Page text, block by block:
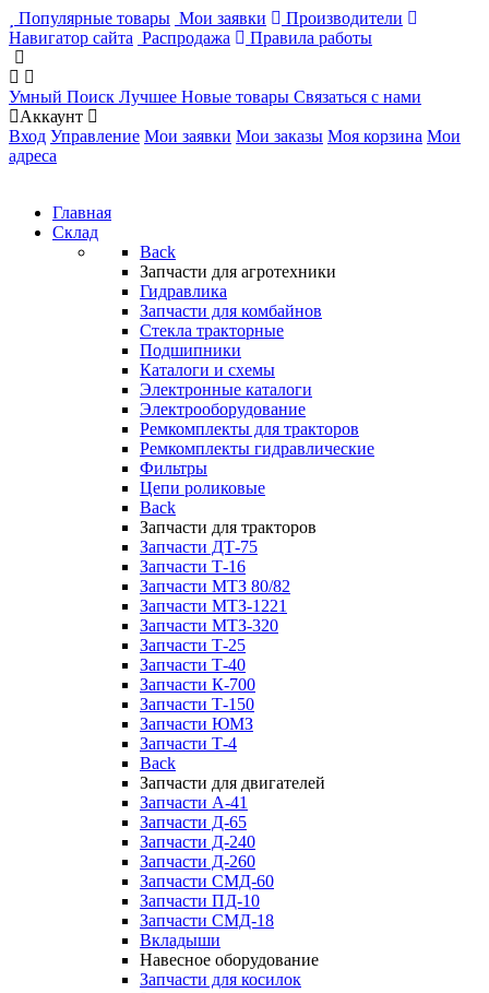
Популярные товары Мои заявки
Производители
Навигатор сайта Распродажа Правила работы
Умный Поиск Лучшее Новые товары Связаться с нами
Аккаунт
Вход Управление Мои заявки Мои заказы Моя корзина Мои
адреса
Главная
Склад
Back
Запчасти для агротехники
Гидравлика
Запчасти для комбайнов
Стекла тракторные
Подшипники
Каталоги и схемы
Электронные каталоги
Электрооборудование
Ремкомплекты для тракторов
Ремкомплекты гидравлические
Фильтры
Цепи роликовые
Back
Запчасти для тракторов
Запчасти ДТ-75
Запчасти Т-16
Запчасти МТЗ 80/82
Запчасти МТЗ-1221
Запчасти МТЗ-320
Запчасти Т-25
Запчасти Т-40
Запчасти К-700
Запчасти Т-150
Запчасти ЮМЗ
Запчасти Т-4
Back
Запчасти для двигателей
Запчасти А-41
Запчасти Д-65
Запчасти Д-240
Запчасти Д-260
Запчасти СМД-60
Запчасти ПД-10
Запчасти СМД-18
Вкладыши
Навесное оборудование
Запчасти для косилок